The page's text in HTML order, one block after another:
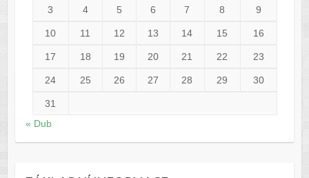
3 4 5 6 7 8 9
10 11 12 13 14 15 16
17 18 19 20 21 22 23
24 25 26 27 28 29 30
31
« Dub